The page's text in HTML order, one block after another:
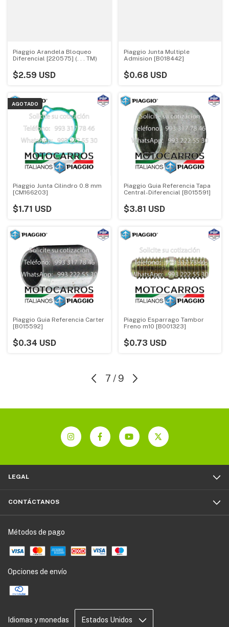
Piaggio Arandela Bloqueo
Diferencial [220575] (. . . TM)
$2.59 USD
Piaggio Junta Multiple
Admision [B018442]
$0.68 USD
AGOTADO
Piaggio Junta Cilindro 0.8 mm
[CM166203]
$1.71 USD
Piaggio Guia Referencia Tapa
Central-Diferencial [B015591]
$3.81 USD
Piaggio Guia Referencia Carter
[B015592]
$0.34 USD
Piaggio Esparrago Tambor
Freno m10 [B001323]
$0.73 USD
7 / 9
LEGAL
CONTÁCTANOS
Métodos de pago
Opciones de envío
Idiomas y monedas